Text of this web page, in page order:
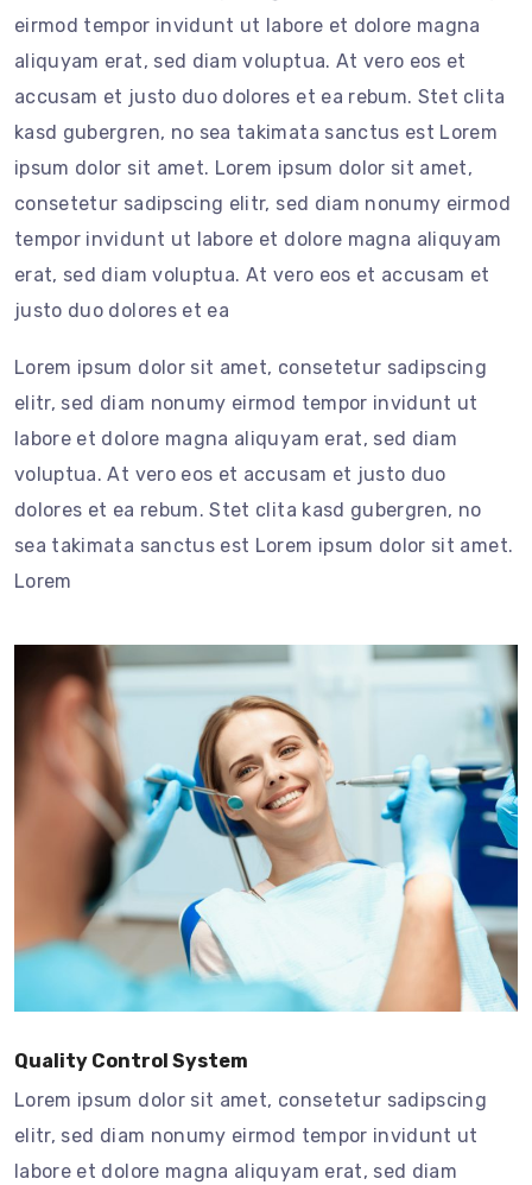
eirmod tempor invidunt ut labore et dolore magna
aliquyam erat, sed diam voluptua. At vero eos et
accusam et justo duo dolores et ea rebum. Stet clita
kasd gubergren, no sea takimata sanctus est Lorem
ipsum dolor sit amet. Lorem ipsum dolor sit amet,
consetetur sadipscing elitr, sed diam nonumy eirmod
tempor invidunt ut labore et dolore magna aliquyam
erat, sed diam voluptua. At vero eos et accusam et
justo duo dolores et ea
Lorem ipsum dolor sit amet, consetetur sadipscing
elitr, sed diam nonumy eirmod tempor invidunt ut
labore et dolore magna aliquyam erat, sed diam
voluptua. At vero eos et accusam et justo duo
dolores et ea rebum. Stet clita kasd gubergren, no
sea takimata sanctus est Lorem ipsum dolor sit amet.
Lorem
Quality Control System
Lorem ipsum dolor sit amet, consetetur sadipscing
elitr, sed diam nonumy eirmod tempor invidunt ut
labore et dolore magna aliquyam erat, sed diam